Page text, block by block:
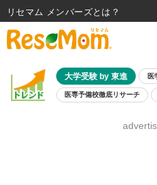
大学受験 by 東進 医
医専予備校徹底リサーチ
8月開催学校説
リセマム メンバーズ